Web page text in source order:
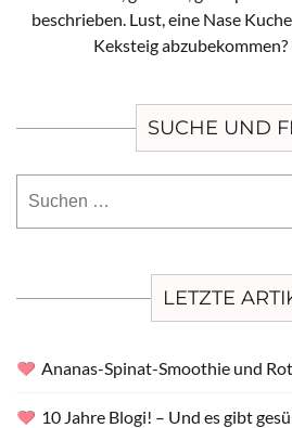
beschrieben. Lust, eine Nase
Keksteig
SUCHE UND
LETZTE
Ananas-Spinat-Smoothie und
10 Jahre Blogi! – Und es gibt